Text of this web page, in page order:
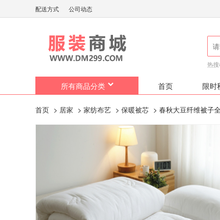
配送方式 公司动态
热
所有商品分类 首页 限时
首页 > 居家 > 家纺布艺 > 保暖被芯 > 春秋大豆纤维被子